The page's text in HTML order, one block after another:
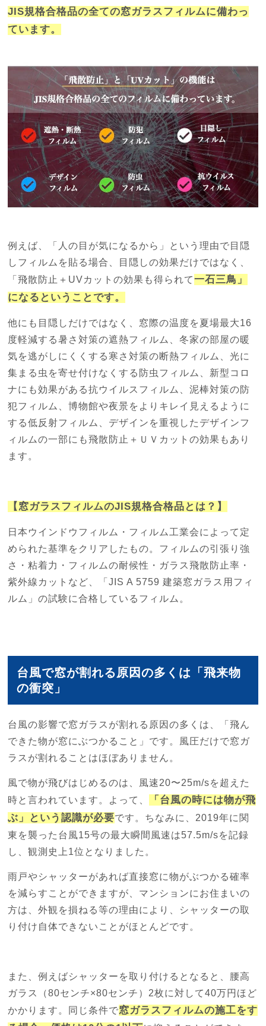
JIS規格合格品の全ての窓ガラスフィルムに備わっ
ています。
例えば、「人の目が気になるから」という理由で目隠
しフィルムを貼る場合、目隠しの効果だけではなく、
「飛散防止＋UVカットの効果も得られて一石三鳥」
になるということです。
他にも目隠しだけではなく、窓際の温度を夏場最大16
度軽減する暑さ対策の遮熱フィルム、冬家の部屋の暖
気を逃がしにくくする寒さ対策の断熱フィルム、光に
集まる虫を寄せ付けなくする防虫フィルム、新型コロ
ナにも効果がある抗ウイルスフィルム、泥棒対策の防
犯フィルム、博物館や夜景をよりキレイ見えるように
する低反射フィルム、デザインを重視したデザインフ
ィルムの一部にも飛散防止＋ＵＶカットの効果もあり
ます。
【窓ガラスフィルムのJIS規格合格品とは？】
日本ウインドウフィルム・フィルム工業会によって定
められた基準をクリアしたもの。フィルムの引張り強
さ・粘着力・フィルムの耐候性・ガラス飛散防止率・
紫外線カットなど、「JIS A 5759 建築窓ガラス用フィ
ルム」の試験に合格しているフィルム。
台風で窓が割れる原因の多くは「飛来物
の衝突」
台風の影響で窓ガラスが割れる原因の多くは、「飛ん
できた物が窓にぶつかること」です。風圧だけで窓ガ
ラスが割れることはほぼありません。
風で物が飛びはじめるのは、風速20〜25m/sを超えた
時と言われています。よって、
「台風の時には物が飛
ぶ」という認識が必要です。ちなみに、2019年に関
東を襲った台風15号の最大瞬間風速は57.5m/sを記録
し、観測史上1位となりました。
雨戸やシャッターがあれば直接窓に物がぶつかる確率
を減らすことができますが、マンションにお住まいの
方は、外観を損ねる等の理由により、シャッターの取
り付け自体できないことがほとんどです。
また、例えばシャッターを取り付けるとなると、腰高
ガラス（80センチ×80センチ）2枚に対して40万円ほど
かかります。同じ条件で窓ガラスフィルムの施工をす